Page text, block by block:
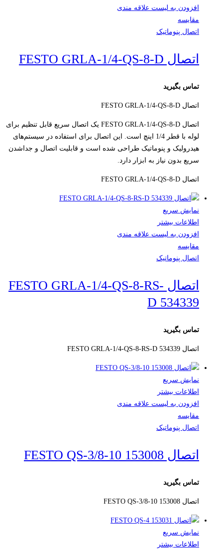
افزودن به لیست علاقه مندی
مقایسه
اتصال پنوماتیک
اتصال FESTO GRLA-1/4-QS-8-D
تماس بگیرید
اتصال FESTO GRLA-1/4-QS-8-D
اتصال FESTO GRLA-1/4-QS-8-D یک اتصال سریع قابل تنظیم برای
لوله با قطر 1/4 اینچ است. این اتصال برای استفاده در سیستم‌های
هیدرولیک و پنوماتیک طراحی شده است و قابلیت اتصال و جداشدن
سریع بدون نیاز به ابزار دارد.
اتصال FESTO GRLA-1/4-QS-8-D
نمایش سریع
اطلاعات بیشتر
افزودن به لیست علاقه مندی
مقایسه
اتصال پنوماتیک
اتصال FESTO GRLA-1/4-QS-8-RS-
D 534339
تماس بگیرید
اتصال FESTO GRLA-1/4-QS-8-RS-D 534339
نمایش سریع
اطلاعات بیشتر
افزودن به لیست علاقه مندی
مقایسه
اتصال پنوماتیک
اتصال FESTO QS-3/8-10 153008
تماس بگیرید
اتصال FESTO QS-3/8-10 153008
نمایش سریع
اطلاعات بیشتر